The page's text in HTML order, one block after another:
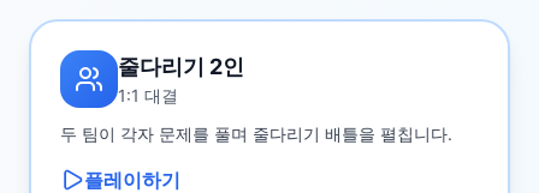
줄다리기 2인
1:1 대결
두 팀이 각자 문제를 풀며 줄다리기 배틀을 펼칩니다.
플레이하기